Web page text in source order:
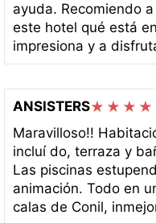
ayuda. Recomiendo
este hotel qué está
impresiona y a
ANSISTERS
Maravilloso!!
incluí do, terraza y
Las piscinas
animación. Todo en
calas de Conil,